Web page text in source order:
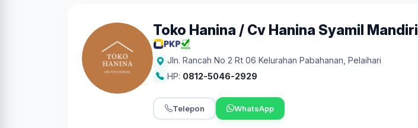
Toko Hanina / Cv Hanina Syamil Mandiri
Jln. Rancah No 2 Rt 06 Kelurahan Pabahanan Pelaihari
HP: 0812-5046-2929
Telepon WhatsApp